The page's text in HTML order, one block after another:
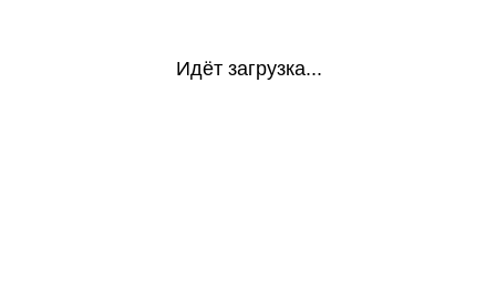
Идёт загрузка...